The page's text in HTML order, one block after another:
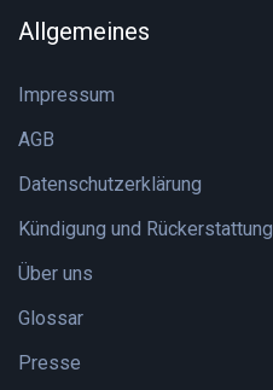
Allgemeines
Impressum
AGB
Datenschutzerklärung
Kündigung und Rückerstattung
Über uns
Glossar
Presse